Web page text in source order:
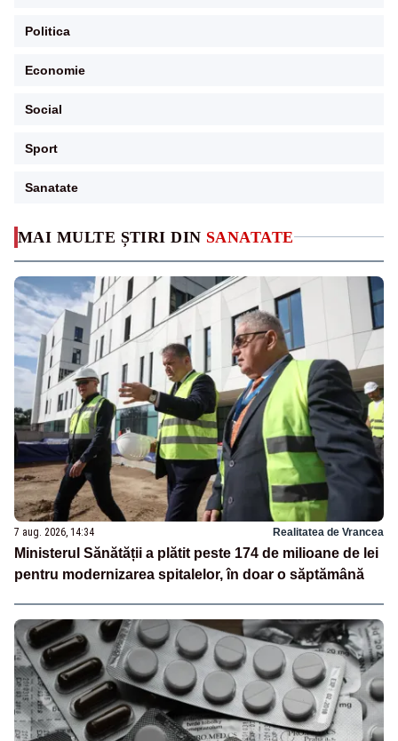
MAI MULTE ȘTIRI DIN SANATATE
7 aug. 2026, 14:34 Realitatea de Vrancea
Ministerul Sănătății a plătit peste 174 de milioane de lei
pentru modernizarea spitalelor, în doar o săptămână
Politica
Economie
Social
Sport
Sanatate